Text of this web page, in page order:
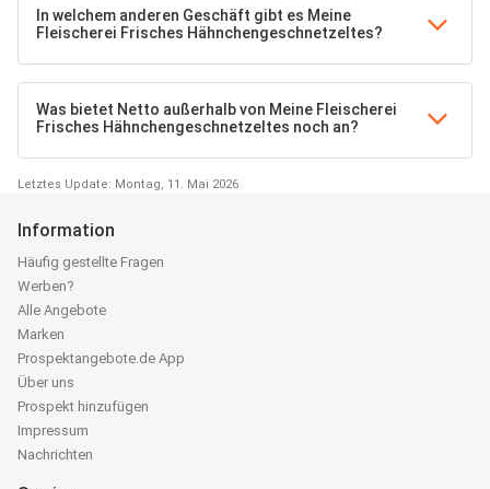
In welchem anderen Geschäft gibt es Meine
Fleischerei Frisches Hähnchengeschnetzeltes?
Was bietet Netto außerhalb von Meine Fleischerei
Frisches Hähnchengeschnetzeltes noch an?
Letztes Update: Montag, 11. Mai 2026
Information
Häufig gestellte Fragen
Werben?
Alle Angebote
Marken
Prospektangebote.de App
Über uns
Prospekt hinzufügen
Impressum
Nachrichten